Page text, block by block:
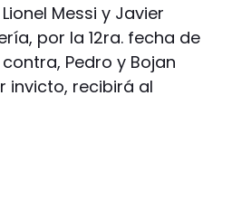
Messi y Javier
por la 12ra. fecha de
Pedro y Bojan
invicto, recibirá al